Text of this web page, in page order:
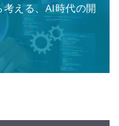
える、AI時代の開